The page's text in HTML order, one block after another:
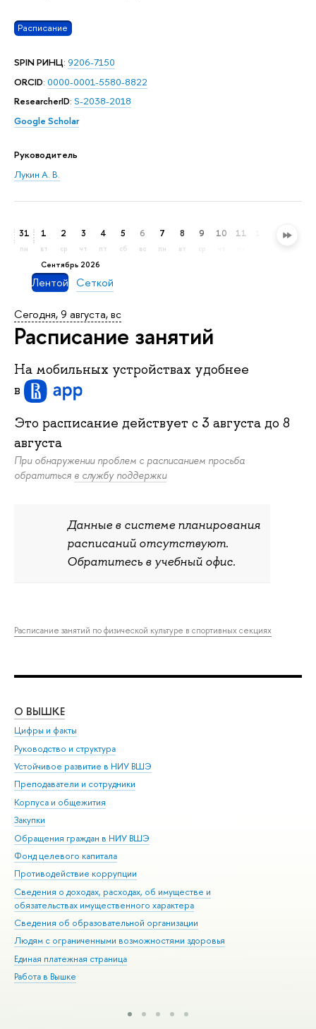
Расписание
SPIN РИНЦ: 9206-7150
ORCID: 0000-0001-5580-8822
ResearcherID: S-2038-2018
Google Scholar
Руководитель
Лукин А. В.
31
пн
сентябрь 2026
1
вт
2
ср
3
чт
4
пт
5
сб
6
вс
7
пн
8
вт
9 10 11 13
Лентой Сеткой
Сегодня, 9 августа, вс
Расписание занятий
На мобильных устройствах удобнее
в
Это расписание действует c 3 августа до 8
августа
При обнаружении проблем с расписанием просьба
обратиться в службу поддержки
Данные в системе планирования
расписаний отсутствуют.
Обратитесь в учебный офис.
Расписание занятий по физической культуре в спортивных секциях
О ВЫШКЕ
Цифры и факты
Руководство и структура
Устойчивое развитие в НИУ ВШЭ
Преподаватели и сотрудники
Корпуса и общежития
Закупки
Обращения граждан в НИУ ВШЭ
Фонд целевого капитала
Противодействие коррупции
Сведения о доходах, расходах, об имуществе и
обязательствах имущественного характера
Сведения об образовательной организации
Людям с ограниченными возможностями здоровья
Единая платежная страница
Работа в Вышке